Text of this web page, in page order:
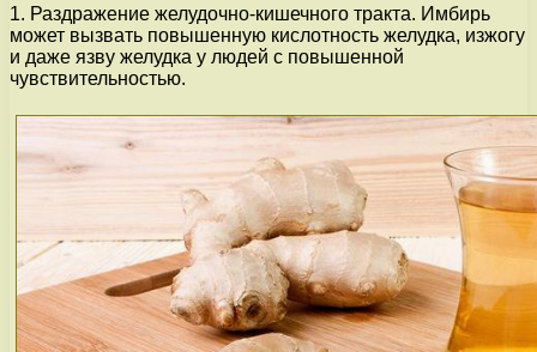
1. Раздражение желудочно-кишечного тракта. Имбирь
может вызвать повышенную кислотность желудка, изжогу
и даже язву желудка у людей с повышенной
чувствительностью.